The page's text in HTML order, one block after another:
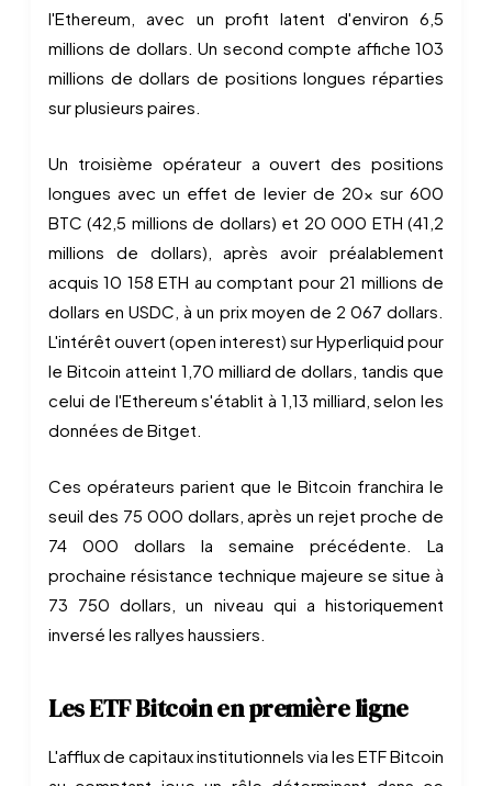
l'Ethereum, avec un profit latent d'environ 6,5
millions de dollars. Un second compte affiche 103
millions de dollars de positions longues réparties
sur plusieurs paires.
Un troisième opérateur a ouvert des positions
longues avec un effet de levier de 20x sur 600
BTC (42,5 millions de dollars) et 20 000 ETH (41,2
millions de dollars), après avoir préalablement
acquis 10 158 ETH au comptant pour 21 millions de
dollars en USDC, à un prix moyen de 2 067 dollars.
L'intérêt ouvert (open interest) sur Hyperliquid pour
le Bitcoin atteint 1,70 milliard de dollars, tandis que
celui de l'Ethereum s'établit à 1,13 milliard, selon les
données de Bitget.
Ces opérateurs parient que le Bitcoin franchira le
seuil des 75 000 dollars, après un rejet proche de
74 000 dollars la semaine précédente. La
prochaine résistance technique majeure se situe à
73 750 dollars, un niveau qui a historiquement
inversé les rallyes haussiers.
Les ETF Bitcoin en première ligne
L'afflux de capitaux institutionnels via les ETF Bitcoin